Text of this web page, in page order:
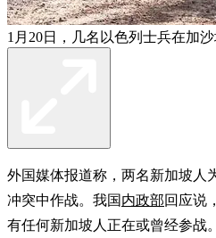
1月20日，几名以色列士兵在加
外国媒体报道称，两名新加坡人
冲突中作战。我国内政部回应说
有任何新加坡人正在或曾经参战。